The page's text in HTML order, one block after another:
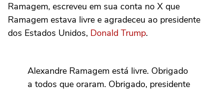
Ramagem, escreveu em sua conta no X que
Ramagem estava livre e agradeceu ao presidente
dos Estados Unidos, Donald Trump.
Alexandre Ramagem está livre. Obrigado
a todos que oraram. Obrigado, presidente